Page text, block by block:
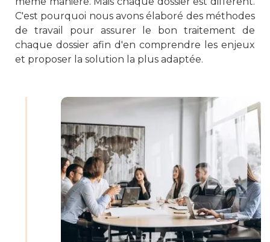
C'est pourquoi nous avons élaboré des méthodes
de travail pour assurer le bon traitement de
chaque dossier afin d'en comprendre les enjeux
et proposer la solution la plus adaptée.